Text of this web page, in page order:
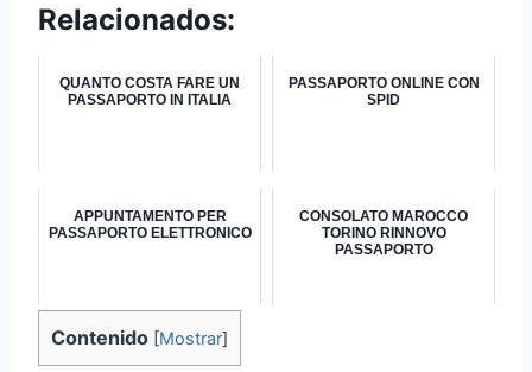
Relacionados:
QUANTO COSTA FARE UN
PASSAPORTO IN ITALIA
PASSAPORTO ONLINE CON
SPID
APPUNTAMENTO PER
PASSAPORTO ELETTRONICO
CONSOLATO MAROCCO
TORINO RINNOVO
PASSAPORTO
Contenido [Mostrar]